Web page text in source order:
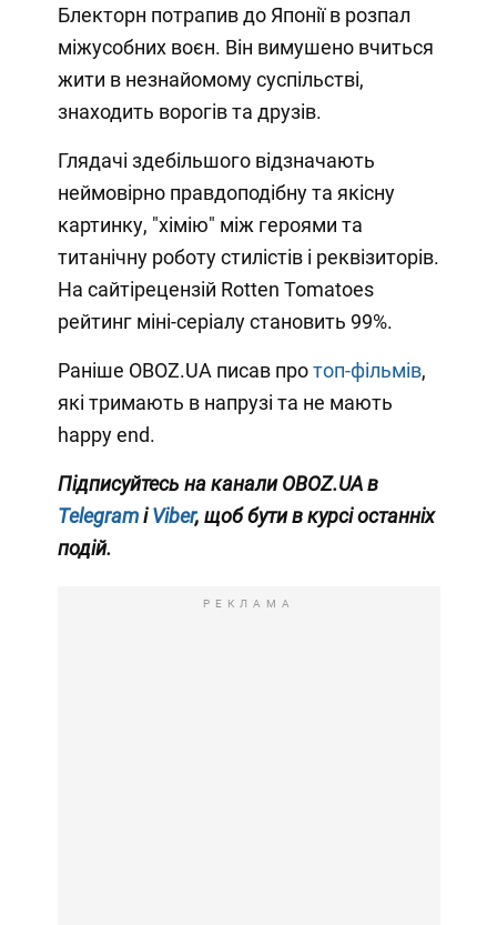
Блекторн потрапив до Японії в розпал
міжусобних воєн. Він вимушено вчиться
жити в незнайомому суспільстві,
знаходить ворогів та друзів.
Глядачі здебільшого відзначають
неймовірно правдоподібну та якісну
картинку, "хімію" між героями та
титанічну роботу стилістів і реквізиторів.
На сайтірецензій Rotten Tomatoes
рейтинг міні-серіалу становить 99%.
Раніше OBOZ.UA писав протоп-фільмів,
які тримають в напрузі та не мають
happy end.
Підписуйтесь на канали OBOZ.UA в
TelegramіViber, щоб бути в курсі останніх
подій.
РЕКЛАМА